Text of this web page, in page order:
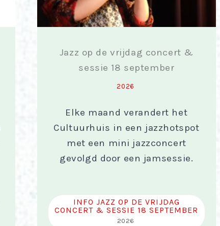
Jazz op de vrijdag concert &
sessie 18 september
2026
Elke maand verandert het
Cultuurhuis in een jazzhotspot
met een mini jazzconcert
gevolgd door een jamsessie.
INFO JAZZ OP DE VRIJDAG
CONCERT & SESSIE 18 SEPTEMBER
2026